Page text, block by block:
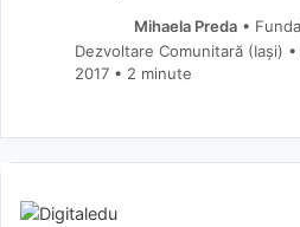
Mihaela Preda•
Dezvoltare Comunitară (Iași) •
2017 • 2 minute